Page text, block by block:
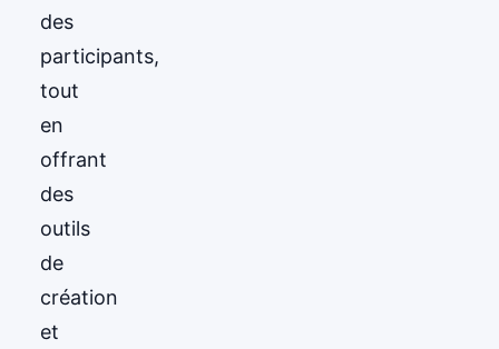
des
participants,
tout
en
offrant
des
outils
de
création
et